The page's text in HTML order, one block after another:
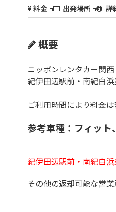
料金 出発場所 詳
概要
ニッポンレンタカー関
紀伊田辺駅前・南紀白浜
ご利用時間により料金
参考車種：フィット
紀伊田辺駅前・南紀白
その他の返却可能な営